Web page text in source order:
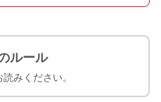
ルール
みください。